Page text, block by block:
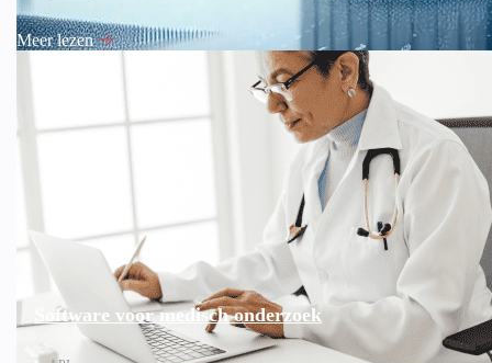
Meer lezen
Software voor medisch onderzoek